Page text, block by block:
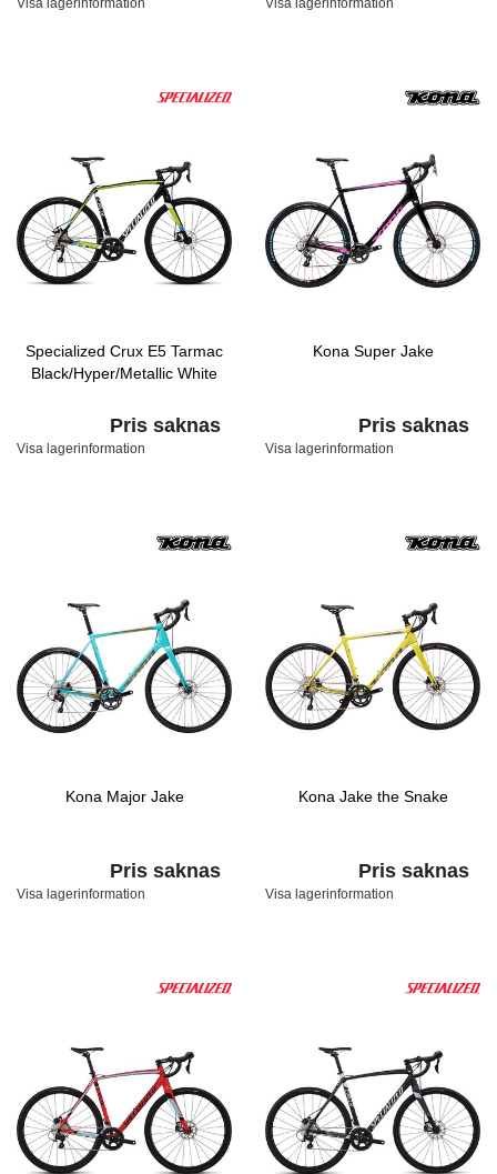
Visa lagerinformation Visa lagerinformation
Specialized Crux E5 Tarmac
Black/Hyper/Metallic White
Pris saknas
Visa lagerinformation
Kona Super Jake
Pris saknas
Visa lagerinformation
Kona Major Jake
Pris saknas
Visa lagerinformation
Kona Jake the Snake
Pris saknas
Visa lagerinformation